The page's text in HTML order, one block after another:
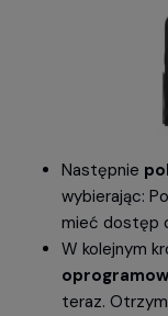
Następnie
wybierając:
mieć dostęp
W kolejnym
teraz.